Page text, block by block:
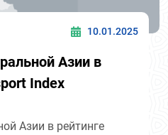
10.01.2025
Азии в
Index
Азии в рейтинге